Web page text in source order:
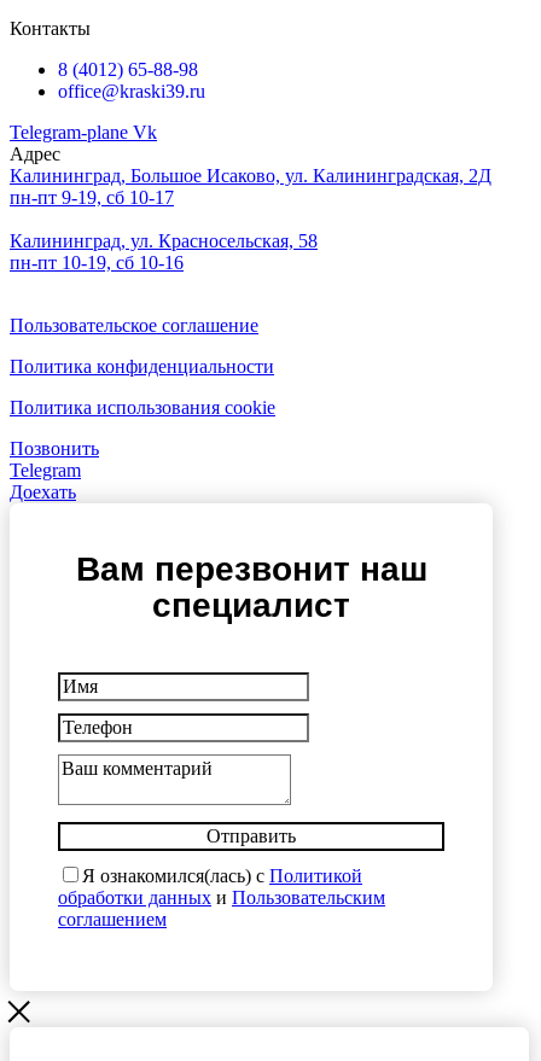
Контакты
8 (4012) 65-88-98
office@kraski39.ru
Telegram-plane Vk
Адрес
Калининград, Большое Исаково, ул. Калининградская, 2Д
пн-пт 9-19, сб 10-17
Калининград, ул. Красносельская, 58
пн-пт 10-19, сб 10-16
Пользовательское соглашение
Политика конфиденциальности
Политика использования cookie
Позвонить
Telegram
Доехать
Вам перезвонит наш
специалист
Отправить
Я ознакомился(лась) с Политикой
обработки данных и Пользовательским
соглашением